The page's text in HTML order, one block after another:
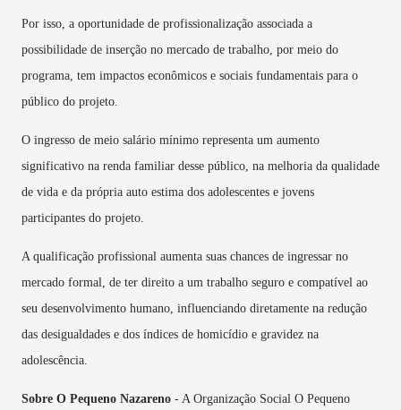
Por isso, a oportunidade de profissionalização associada a
possibilidade de inserção no mercado de trabalho, por meio do
programa, tem impactos econômicos e sociais fundamentais para o
público do projeto.
O ingresso de meio salário mínimo representa um aumento
significativo na renda familiar desse público, na melhoria da qualidade
de vida e da própria auto estima dos adolescentes e jovens
participantes do projeto.
A qualificação profissional aumenta suas chances de ingressar no
mercado formal, de ter direito a um trabalho seguro e compatível ao
seu desenvolvimento humano, influenciando diretamente na redução
das desigualdades e dos índices de homicídio e gravidez na
adolescência.
Sobre O Pequeno Nazareno - A Organização Social O Pequeno